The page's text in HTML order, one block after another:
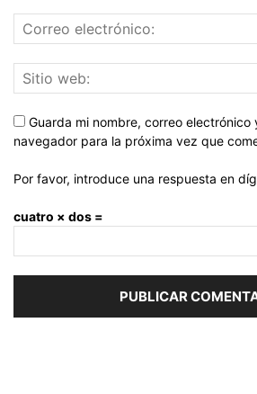
Guarda mi nombre, correo electrónico
navegador para la próxima vez que
Por favor, introduce una respuesta en
cuatro × dos =